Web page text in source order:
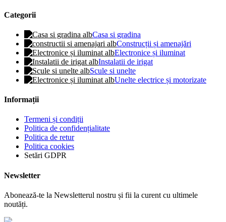
Categorii
Casa si gradina
Construcții și amenajări
Electronice și iluminat
Instalatii de irigat
Scule si unelte
Unelte electrice și motorizate
Informații
Termeni și condiții
Politica de confidențialitate
Politica de retur
Politica cookies
Setări GDPR
Newsletter
Abonează-te la Newsletterul nostru și fii la curent cu ultimele
noutăți.